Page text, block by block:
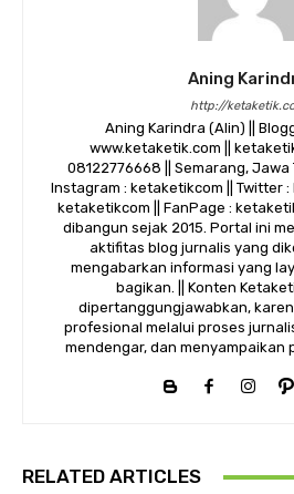
Aning
http://
Aning Karindra (Alin) ||
www.ketaketik.com ||
08122776668 || Semarang, Jawa
Instagram : ketaketikcom || Twitter
ketaketikcom || FanPage :
dibangun sejak 2015. Portal ini
aktifitas blog jurnalis yang
mengabarkan informasi yang
bagikan. || Konten
dipertanggungjawabkan,
profesional melalui proses
mendengar, dan menyampaikan
RELATED ARTICLES